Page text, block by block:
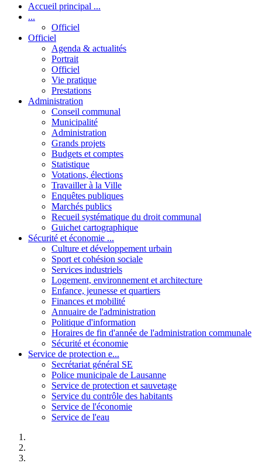
Accueil principal ...
...
Officiel
Officiel
Agenda & actualités
Portrait
Officiel
Vie pratique
Prestations
Administration
Conseil communal
Municipalité
Administration
Grands projets
Budgets et comptes
Statistique
Votations, élections
Travailler à la Ville
Enquêtes publiques
Marchés publics
Recueil systématique du droit communal
Guichet cartographique
Sécurité et économie ...
Culture et développement urbain
Sport et cohésion sociale
Services industriels
Logement, environnement et architecture
Enfance, jeunesse et quartiers
Finances et mobilité
Annuaire de l'administration
Politique d'information
Horaires de fin d'année de l'administration communale
Sécurité et économie
Service de protection e...
Secrétariat général SE
Police municipale de Lausanne
Service de protection et sauvetage
Service du contrôle des habitants
Service de l'économie
Service de l'eau